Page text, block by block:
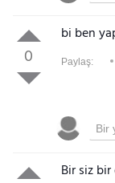
0
bi ben
Paylaş:
Bir siz bir